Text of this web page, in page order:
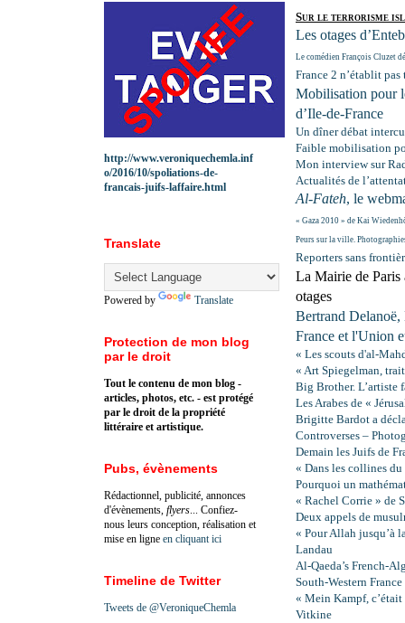
Sur le terrorisme
Les otages
Le comédien François Cluzet
France 2 n’établit
Mobilisation pour
d’Ile-de-France
Un dîner débat
Faible mobilisation
Mon interview sur
Actualités de
Al-Fateh, le
« Gaza 2010 » de Kai
Peurs sur la ville.
Reporters sans
La Mairie de
otages
Bertrand Delanoë,
France et l'Union
« Les scouts d'al-
« Art Spiegelman,
Big Brother. L’artiste
Les Arabes de «
Brigitte Bardot a
Controverses – P
Demain les Juifs de
« Dans les collines
Pourquoi un
« Rachel Corrie » de
Deux appels de
« Pour Allah jusqu’à
Landau
Al-Qaeda’s French-
South-Western France
« Mein Kampf,
Vitkine
http://www.veroniquechemla.inf
o/2016/10/spoliations-de-
francais-juifs-laffaire.html
Translate
Powered by Translate
Protection de mon blog
par le droit
Tout le contenu de mon blog -
articles, photos, etc. - est protégé
par le droit de la propriété
littéraire et artistique.
Pubs, évènements
Rédactionnel, publicité, annonces
d'évènements, flyers ... Confiez-
nous leurs conception, réalisation et
mise en ligne en cliquant ici
Timeline de Twitter
Tweets de @VeroniqueChemla